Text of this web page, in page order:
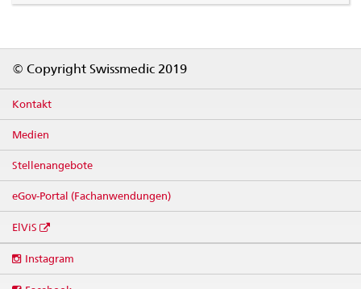
© Copyright Swissmedic 2019
Kontakt
Medien
Stellenangebote
eGov-Portal (Fachanwendungen)
ElViS
media
Instagram